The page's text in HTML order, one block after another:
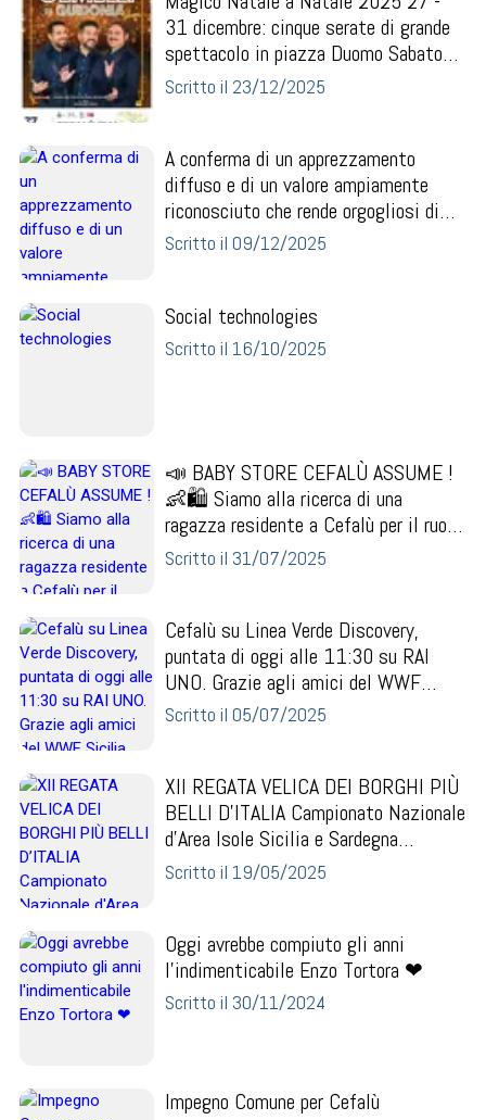
31 dicembre: cinque serate di grande
spettacolo in piazza Duomo Sabato
27 ... I GEMELL...
Scritto il 23/12/2025
A conferma di un apprezzamento
diffuso e di un valore ampiamente
riconosciuto che rende orgogliosi di
lavorare a servizi...
Scritto il 09/12/2025
Social technologies
Scritto il 16/10/2025
📣 BABY STORE CEFALÙ ASSUME !
👶🛍️ Siamo alla ricerca di una
ragazza residente a Cefalù per il ruolo
di: 🧾 Addetta al...
Scritto il 31/07/2025
Cefalù su Linea Verde Discovery,
puntata di oggi alle 11:30 su RAI
UNO. Grazie agli amici del WWF
Sicilia Nord Occidenta...
Scritto il 05/07/2025
XII REGATA VELICA DEI BORGHI PIÙ
BELLI D’ITALIA Campionato Nazionale
d'Area Isole Sicilia e Sardegna
CEFALÙ maggio
Scritto il 19/05/2025
Oggi avrebbe compiuto gli anni
l'indimenticabile Enzo Tortora ❤
Scritto il 30/11/2024
Impegno Comune per Cefalù